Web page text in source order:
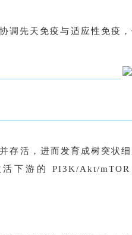
调先天免疫与适应性免疫
存活，进而发育成树突状
下游的 PI3K/Akt/mTOR